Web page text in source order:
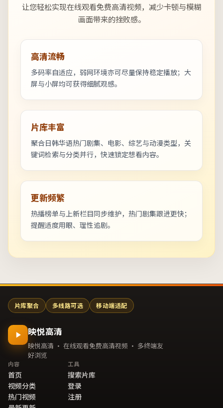
让您轻松实现在线观看免费高清视频，减少卡顿与模糊
画面带来的挫败感。
高清流畅
多码率自适应，弱网环境亦可尽量保持稳定播放；大
屏与小屏均可获得细腻观感。
片库丰富
聚合日韩华语热门剧集、电影、综艺与动漫类型，关
键词检索与分类并行，快速锁定想看内容。
更新频繁
热播榜单与上新栏目同步维护，热门剧集跟进更快；
提醒适度用眼、理性追剧。
片库聚合 多线路可选 移动端适配
映悦高清
映悦高清 · 在线观看免费高清视频 · 多终端友
好浏览
内容
首页
视频分类
热门视频
工具
搜索片库
登录
注册